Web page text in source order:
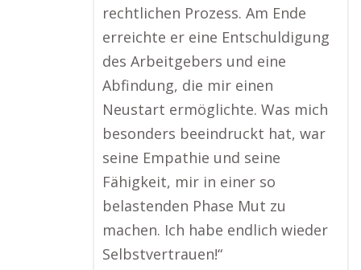
rechtlichen Prozess. Am Ende
erreichte er eine Entschuldigung
des Arbeitgebers und eine
Abfindung, die mir einen
Neustart ermöglichte. Was mich
besonders beeindruckt hat, war
seine Empathie und seine
Fähigkeit, mir in einer so
belastenden Phase Mut zu
machen. Ich habe endlich wieder
Selbstvertrauen!“